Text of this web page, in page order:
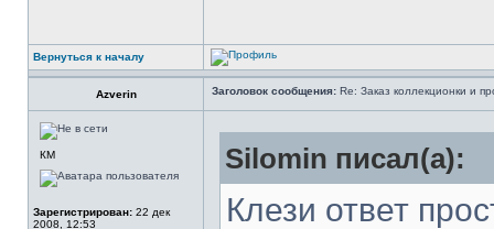
Вернуться к началу
Azverin Заголовок сообщения: Re: Заказ коллекционки и
КМ
Зарегистрирован: 22 дек
2008, 12:53
Silomin писал(а):
Клези ответ